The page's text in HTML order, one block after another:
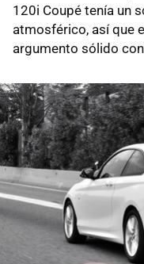
120i Coupé tenía un
atmosférico, así que
argumento sólido